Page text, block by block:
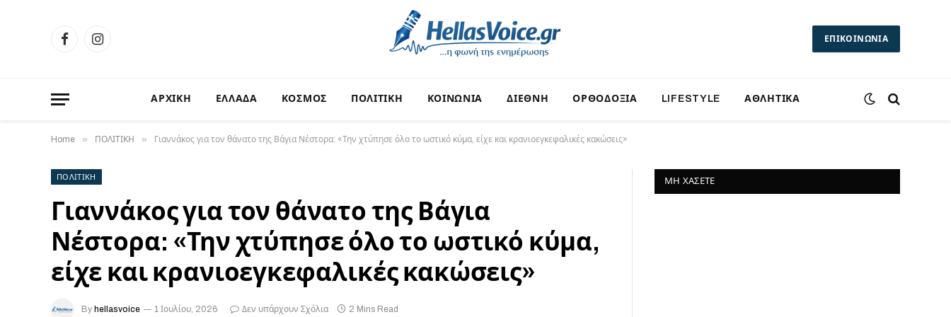
FacebookInstagram ΕΠΙΚΟΙΝΩΝΙΑ
ΑΡΧΙΚΗ ΕΛΛΑΔΑ ΚΟΣΜΟΣ ΠΟΛΙΤΙΚΗ ΚΟΙΝΩΝΙΑ ΔΙΕΘΝΗ ΟΡΘΟΔΟΞΙΑ LIFESTYLE ΑΘΛΗΤΙΚΑ
Home » ΠΟΛΙΤΙΚΗ » Γιαννάκος για τον θάνατο της Βάγια Νέστορα: «Την χτύπησε όλο το ωστικό κύμα, είχε και κρανιοεγκεφαλικές κακώσεις»
ΠΟΛΙΤΙΚΗ
Γιαννάκος για τον θάνατο της Βάγια
Νέστορα: «Την χτύπησε όλο το ωστικό κύμα,
είχε και κρανιοεγκεφαλικές κακώσεις»
By hellasvoice 1 Ιουλίου, 2026 Δεν υπάρχουν Σχόλια 2 Mins Read
ΜΗ ΧΆΣΕΤΕ